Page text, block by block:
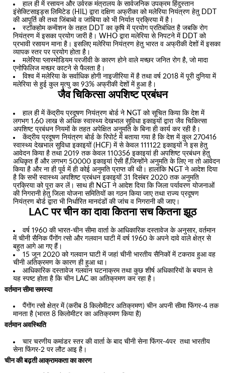
हाल ही में रसायन और उर्वरक मंत्रालय के सार्वजनिक उपक्रम हिंदुस्तान
इंसेक्टिसाइड्स लिमिटेड (HIL) द्वारा दक्षिण अफ्रीका को मलेरिया नियंत्रण हेतु DDT
की आपूर्ति की तथा जिंबाब्वे व जांबिया को भी निर्यात प्रक्रिया में है।
स्टॉकहोम कन्वेंशन के तहत DDT का कृषि में प्रयोग प्रतिबंधित है जबकि रोग
नियंत्रण में इसका प्रयोग जारी है। WHO द्वारा मलेरिया से निपटने में DDT को
प्रभावी रसायन माना है। इसलिए मलेरिया नियंत्रण हेतु भारत व अफ्रीकी देशों में इसका
व्यापक स्तर पर प्रयोग होता है।
मलेरिया प्लास्मोडियम परजीवी के कारण होने वाले मच्छर जनित रोग है, जो मादा
एनोफिलिज मच्छर काटने से फैलता है।
विश्व में मलेरिया के सर्वाधिक होगी नाइजीरिया में है तथा वर्ष 2018 में पूरी दुनिया में
मलेरिया से हुई कुल मृत्यु का 93% अफ्रीकी देशों में हुआ है।
जैव चिकित्सा अपशिष्ट प्रबंधन
हाल ही में केंद्रीय प्रदूषण नियंत्रण बोर्ड ने NGT को सूचित किया कि देश में
लगभग 1.60 लाख से अधिक स्वास्थ्य देखभाल सुविधा इकाइयों द्वारा जैव चिकित्सा
अपशिष्ट प्रबंधन नियमों के तहत अपेक्षित अनुमति के बिना ही कार्य कर रही है।
केंद्रीय प्रदूषण नियंत्रण बोर्ड के रिपोर्ट में बताया गया है कि देश में कुल 270416
स्वास्थ्य देखभाल सुविधा इकाइयों (HCF) में से केवल 111122 इकाइयों ने इस हेतु
आवेदन किया है तथा 2019 तक केवल 110356 इकाइयां ही अपशिष्ट प्रबंधन हेतु
अधिकृत हैं और लगभग 50000 इकाइयां ऐसी हैं,जिन्होंने अनुमति के लिए ना तो आवेदन
किया है और ना ही पूर्व में ही कोई अनुमति प्राप्त की थी। हालांकि NGT ने आदेश दिया
है कि सभी स्वास्थ्य अपशिष्ट प्रबंधन इकाइयों 31 दिसंबर 2020 तक अनुमति
प्रक्रिया को पूरा कर लें। साथ ही NGT ने आदेश दिया कि जिला पर्यावरण योजनाओं
की निगरानी हेतु जिला योजना समितियों का गठन किया जाए तथा राज्य प्रदूषण
नियंत्रण बोर्ड द्वारा भी निर्धारित मानदंडों की जांच व निगरानी की जाए।
LAC पर चीन का दावा कितना सच कितना झूठ
वर्ष 1960 की भारत-चीन सीमा वार्ता के आधिकारिक दस्तावेज के अनुसार, वर्तमान
में चीनी सैनिक पैंगोंग त्सो और गलवान घाटी में वर्ष 1960 के अपने दावे वाले क्षेत्र से
बहुत आगे आ गए हैं।
15 जून 2020 को गलवान घाटी में जहां चीनी भारतीय सैनिकों में टकराव हुआ वह
चीनी अतिक्रमण के कारण ही हुआ था।
आधिकारिक दस्तावेज गलवान घटनाक्रम तथा कुछ शीर्ष अधिकारियों के बयान से
यह स्पष्ट होता है कि चीन LAC का अतिक्रमण कर रहा है।
वर्तमान सीमा समस्या
पैंगोंग त्सो क्षेत्र में (करीब 8 किलोमीटर अतिक्रमण) चीन अपनी सीमा फिंगर-4 तक
मानता है (भारत 8 किलोमीटर का अतिक्रमण किया है)
वर्तमान अवस्थिति
चार चरणीय कमांडर स्तर की वार्ता के बाद चीनी सेना फिंगर-4पर तथा भारतीय
सेना फिंगर-2 पर लौट आइ है।
चीन की बढ़ती आक्रामकता का कारण